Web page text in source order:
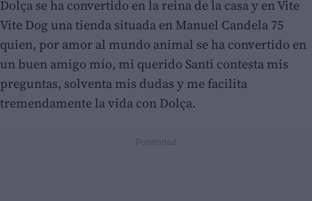
Dolça se ha convertido en la reina de la casa y en Vite
Vite Dog una tienda situada en Manuel Candela 75
quien, por amor al mundo animal se ha convertido en
un buen amigo mío, mi querido Santi contesta mis
preguntas, solventa mis dudas y me facilita
tremendamente la vida con Dolça.